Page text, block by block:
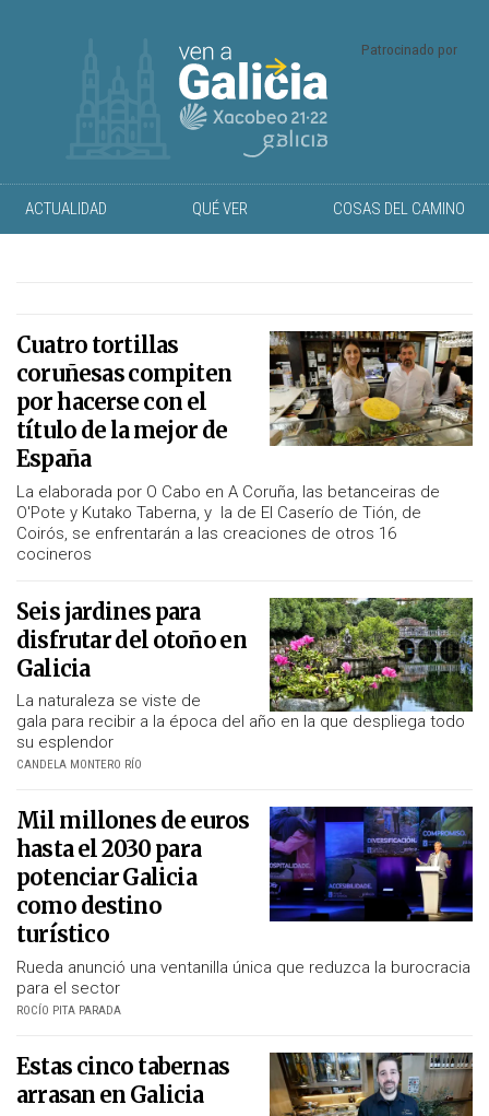
Patrocinado por
ACTUALIDAD QUÉ VER COSAS DEL CAMINO
Cuatro tortillas
coruñesas compiten
por hacerse con el
título de la mejor de
España
La elaborada por O Cabo en A Coruña, las betanceiras de
O'Pote y Kutako Taberna, y la de El Caserío de Tión, de
Coirós, se enfrentarán a las creaciones de otros 16
cocineros
Seis jardines para
disfrutar del otoño en
Galicia
La naturaleza se viste de
gala para recibir a la época del año en la que despliega todo
su esplendor
CANDELA MONTERO RÍO
Mil millones de euros
hasta el 2030 para
potenciar Galicia
como destino
turístico
Rueda anunció una ventanilla única que reduzca la burocracia
para el sector
ROCÍO PITA PARADA
Estas cinco tabernas
arrasan en Galicia